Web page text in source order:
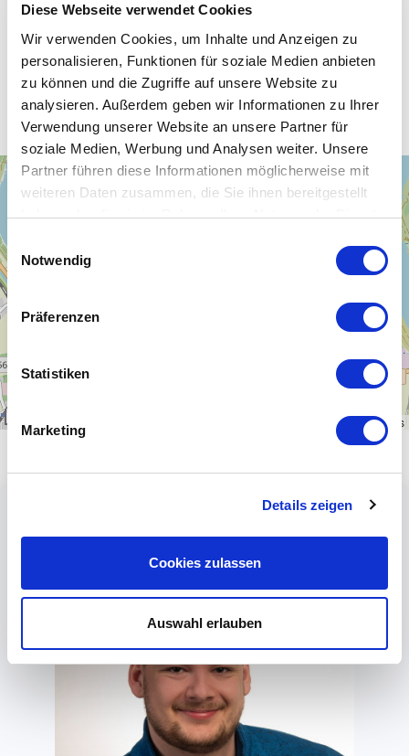
Diese Webseite verwendet Cookies
Wir verwenden Cookies, um Inhalte und Anzeigen zu
personalisieren, Funktionen für soziale Medien anbieten
zu können und die Zugriffe auf unsere Website zu
analysieren. Außerdem geben wir Informationen zu Ihrer
Verwendung unserer Website an unsere Partner für
soziale Medien, Werbung und Analysen weiter. Unsere
Partner führen diese Informationen möglicherweise mit
weiteren Daten zusammen, die Sie ihnen bereitgestellt
haben oder die sie im Rahmen Ihrer Nutzung der Dienste
Notwendig
Präferenzen
Statistiken
Marketing
Details zeigen
Cookies zulassen
Auswahl erlauben
Unsere WLAN-Hotspots in
Zwenkau
+
OpenStreetMapcontributors